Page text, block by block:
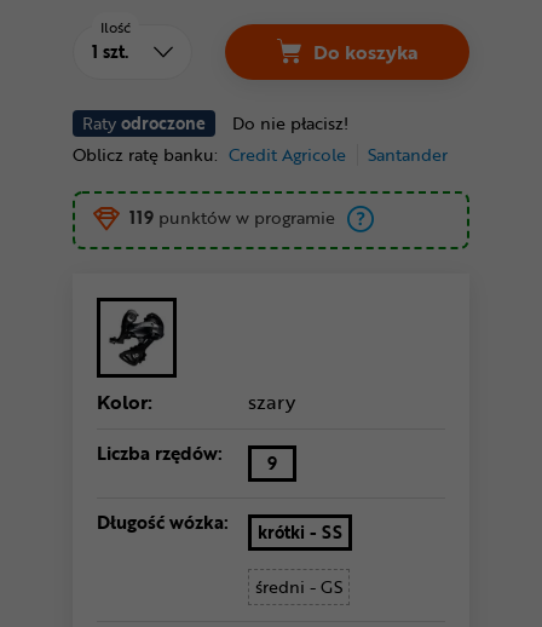
Ratyodroczone
Do nie płacisz!
Oblicz ratę banku: Credit Agricole Santander
Ilość
Do koszyka
119 punktów w programie
Kolor: szary
Liczba rzędów: 9
Długość wózka: krótki - SS
średni - GS